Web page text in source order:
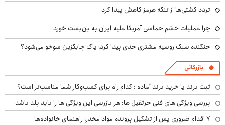
تردد کشتی‌ها از تنگه هرمز کاهش پیدا کرد
چرا عملیات خشم حماسی آمریکا علیه ایران به بن‌بست خورد
جنگنده سبک روسیه مشتری جدی پیدا کرد؛ یاک جایگزین سوخو می‌شود؟
بازرگانی
ثبت برند یا خرید برند آماده : کدام راه برای کسب‌وکار شما مناسب‌تر است؟
بررسی ویژگی های فنی جرثقیل ها: هر بازرسی این ویژگی ها را باید بلد باشد
۷ اقدام ضروری پس از تشکیل پرونده مواد مخدر؛ راهنمای خانواده‌ها